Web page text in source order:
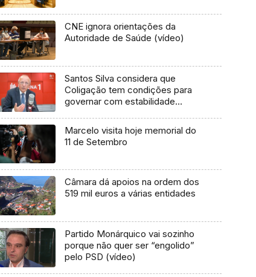
CNE ignora orientações da
Autoridade de Saúde (vídeo)
Santos Silva considera que
Coligação tem condições para
governar com estabilidade
Marcelo visita hoje memorial do
11 de Setembro
Câmara dá apoios na ordem dos
519 mil euros a várias entidades
Partido Monárquico vai sozinho
porque não quer ser “engolido”
pelo PSD (vídeo)